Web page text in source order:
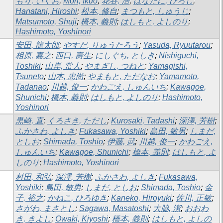
Hanatani, Hiroshi; 松本, 修自; まつもと, しゅうじ;
Matsumoto, Shuji; 橋本, 義則; はしもと, よしのり;
Hashimoto, Yoshinori
安田, 龍太郎; やすだ, りゅうたろう ; Yasuda, Ryuutarou;
相原, 嘉之; 西口, 壽生; にしぐち, としき; Nishiguchi,
Toshiki; 山岸, 常人 ; やまぎし, つねと; Yamagishi,
Tsuneto; 山本, 忠尚; やまもと, ただなお; Yamamoto,
Tadanao; 川越, 俊一; かわごえ, しゅんいち; Kawagoe,
Shunichi; 橋本, 義則; はしもと, よしのり; Hashimoto,
Yoshinori
黒崎, 直; くろさき, ただし; Kurosaki, Tadashi; 深澤, 芳樹;
ふかさわ, よしき; Fukasawa, Yoshiki; 島田, 敏男; しまだ,
としお; Shimada, Toshio; 伊藤, 武; 川越, 俊一; かわごえ,
しゅんいち; Kawagoe, Shunichi; 橋本, 義則; はしもと, よ
しのり; Hashimoto, Yoshinori
村田, 和弘; 深澤, 芳樹; ふかさわ, よしき; Fukasawa,
Yoshiki; 島田, 敏男; しまだ, としお; Shimada, Toshio; 金
子, 裕之; かねこ, ひろゆき; Kaneko, Hiroyuki; 佐川, 正敏;
さがわ, まさとし; Sagawa, Masatoshi; 大脇, 潔; おおわ
き, きよし; Owaki, Kiyoshi; 橋本, 義則; はしもと, よしの